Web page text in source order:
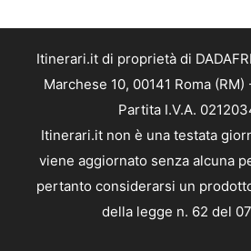
Itinerari.it di proprietà di
Marchese 10, 00141 Roma
Partita I.V.A.
Itinerari.it non è una testata
viene aggiornato senza alcuna
pertanto considerarsi un
della legge n. 62 del